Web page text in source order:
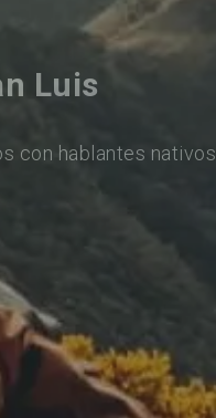
Luis
con hablantes nativos